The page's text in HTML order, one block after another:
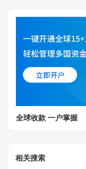
全球收款 一户掌握
相关搜索